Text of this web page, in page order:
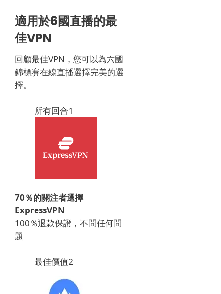
適用於6國直播的最
佳VPN
回顧最佳VPN，您可以為六國
錦標賽在線直播選擇完美的選
擇。
所有回合1
70％的關注者選擇
ExpressVPN
100％退款保證，不問任何問
題
最佳價值2